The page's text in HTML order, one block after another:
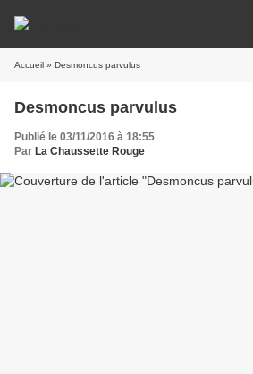
Accueil » Desmoncus parvulus
Desmoncus parvulus
Publié le 03/11/2016 à 18:55
Par La Chaussette Rouge